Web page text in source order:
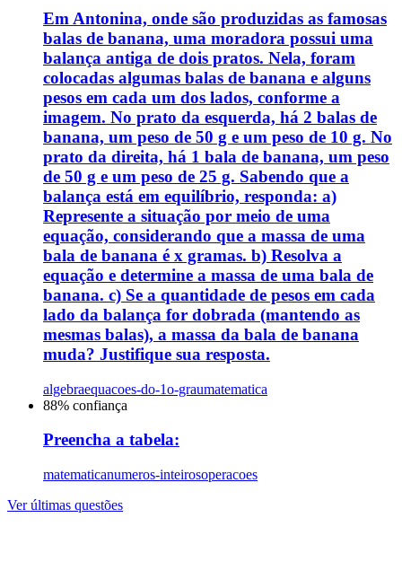
Em Antonina, onde são produzidas as famosas
balas de banana, uma moradora possui uma
balança antiga de dois pratos. Nela, foram
colocadas algumas balas de banana e alguns
pesos em cada um dos lados, conforme a
imagem. No prato da esquerda, há 2 balas de
banana, um peso de 50 g e um peso de 10 g. No
prato da direita, há 1 bala de banana, um peso
de 50 g e um peso de 25 g. Sabendo que a
balança está em equilíbrio, responda: a)
Represente a situação por meio de uma
equação, considerando que a massa de uma
bala de banana é x gramas. b) Resolva a
equação e determine a massa de uma bala de
banana. c) Se a quantidade de pesos em cada
lado da balança for dobrada (mantendo as
mesmas balas), a massa da bala de banana
muda? Justifique sua resposta.
algebraequacoes-do-1o-graumatematica
88% confiança
Preencha a tabela:
matematicanumeros-inteirosoperacoes
Ver últimas questões